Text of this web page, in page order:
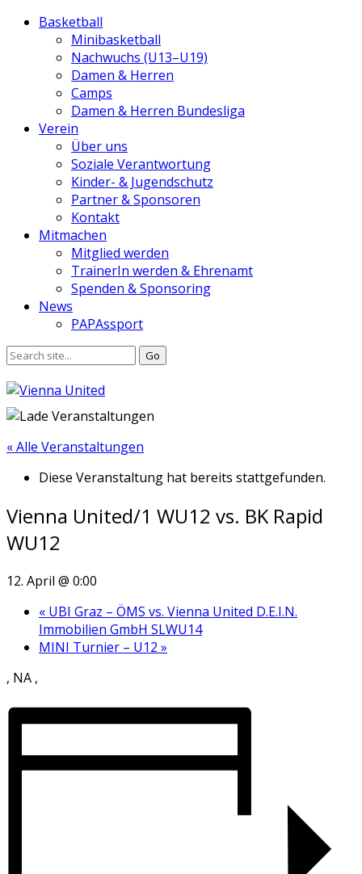
Basketball
Minibasketball
Nachwuchs (U13–U19)
Damen & Herren
Camps
Damen & Herren Bundesliga
Verein
Über uns
Soziale Verantwortung
Kinder- & Jugendschutz
Partner & Sponsoren
Kontakt
Mitmachen
Mitglied werden
TrainerIn werden & Ehrenamt
Spenden & Sponsoring
News
PAPAssport
« Alle Veranstaltungen
Diese Veranstaltung hat bereits stattgefunden.
Vienna United/1 WU12 vs. BK Rapid
WU12
12. April @ 0:00
« UBI Graz – ÖMS vs. Vienna United D.E.I.N.
Immobilien GmbH SLWU14
MINI Turnier – U12 »
, NA ,